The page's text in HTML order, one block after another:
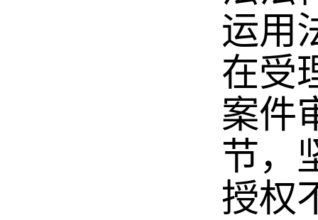
运用
在受
案件
节，
授权